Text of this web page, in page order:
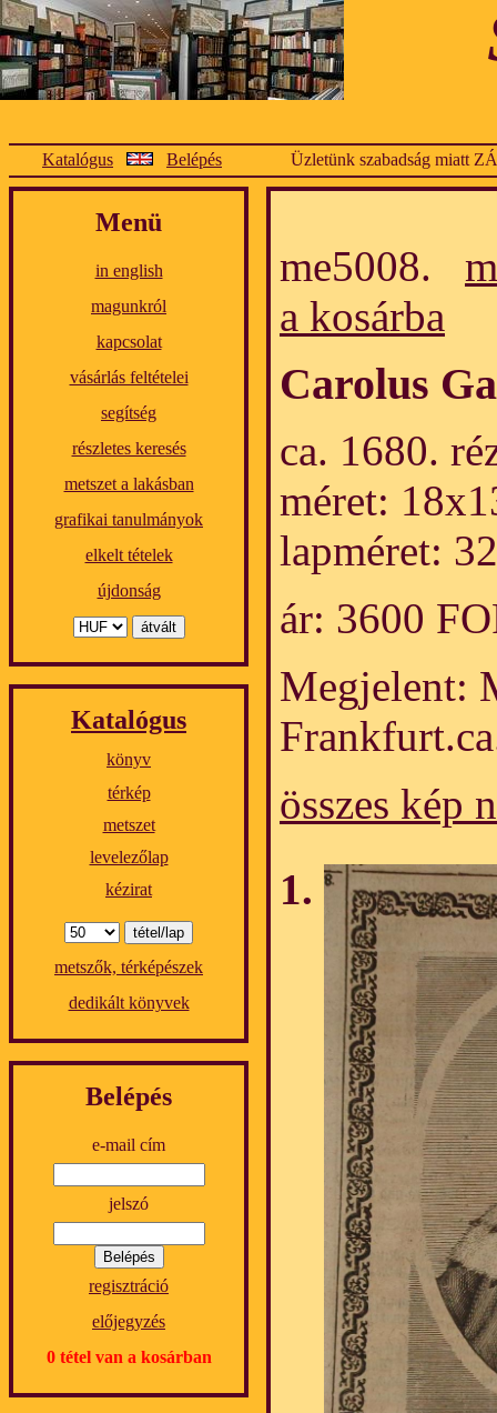
Katalógus Belépés Üzletünk szabadság miatt
Menü
in english
magunkról
kapcsolat
vásárlás feltételei
segítség
részletes keresés
metszet a lakásban
grafikai tanulmányok
elkelt tételek
újdonság
Katalógus
könyv
térkép
metszet
levelezőlap
kézirat
metszők, térképészek
dedikált könyvek
Belépés
e-mail cím
jelszó
regisztráció
előjegyzés
0 tétel van a kosárban
me5008.
a kosárba
Carolus
ca. 1680.
méret:
lapméret:
ár: 3600
Megjelent:
összes kép